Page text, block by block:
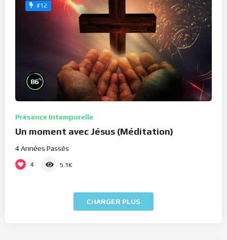
#12
86%
Présence Intemporelle
Un moment avec Jésus (Méditation)
4 Années Passés
4 5.1K
CHARGER PLUS